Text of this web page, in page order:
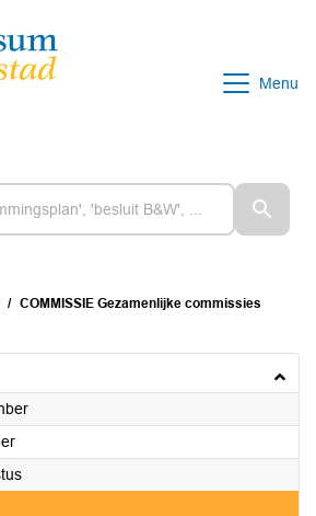
Menu
COMMISSIE Gezamenlijke commissies
2026
2026
2026